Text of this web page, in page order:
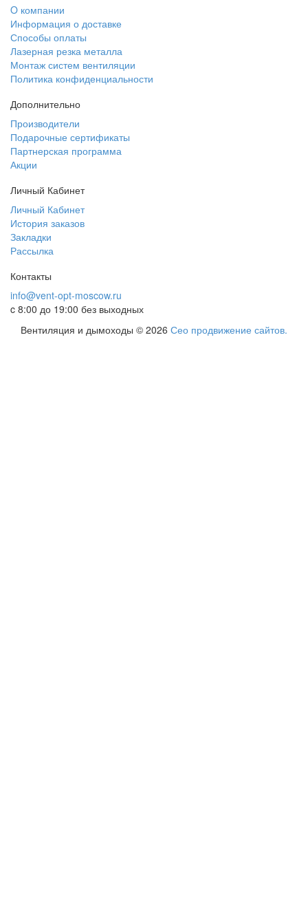
O компании
Информация о доставке
Способы оплаты
Лазерная резка металла
Монтаж систем вентиляции
Политика конфиденциальности
Дополнительно
Производители
Подарочные сертификаты
Партнерская программа
Акции
Личный Кабинет
Личный Кабинет
История заказов
Закладки
Рассылка
Контакты
info@vent-opt-moscow.ru
c 8:00 до 19:00 без выходных
Вентиляция и дымоходы © 2026 Сео продвижение сайтов.